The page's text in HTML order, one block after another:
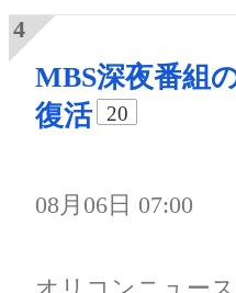
MBS深夜番組
復活
20
08月06日 07:00